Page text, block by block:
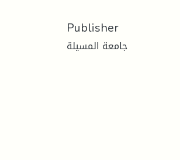
Publisher
جامعة المسيلة